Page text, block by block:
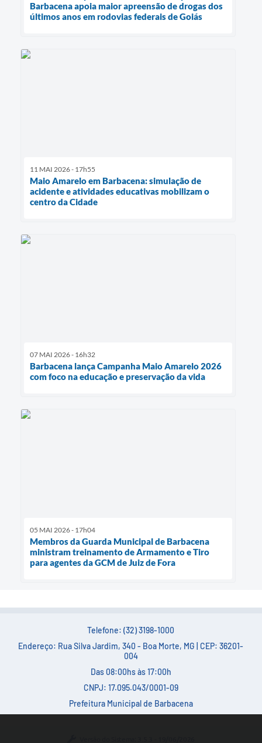
Barbacena apoia maior apreensão de drogas dos
últimos anos em rodovias federais de Goiás
11 MAI 2026 - 17h55
Maio Amarelo em Barbacena: simulação de
acidente e atividades educativas mobilizam o
centro da Cidade
07 MAI 2026 - 16h32
Barbacena lança Campanha Maio Amarelo 2026
com foco na educação e preservação da vida
05 MAI 2026 - 17h04
Membros da Guarda Municipal de Barbacena
ministram treinamento de Armamento e Tiro
para agentes da GCM de Juiz de Fora
Telefone: (32) 3198-1000
Endereço: Rua Silva Jardim, 340 - Boa Morte, MG | CEP: 36201-
004
Das 08:00hs às 17:00h
CNPJ: 17.095.043/0001-09
Prefeitura Municipal de Barbacena